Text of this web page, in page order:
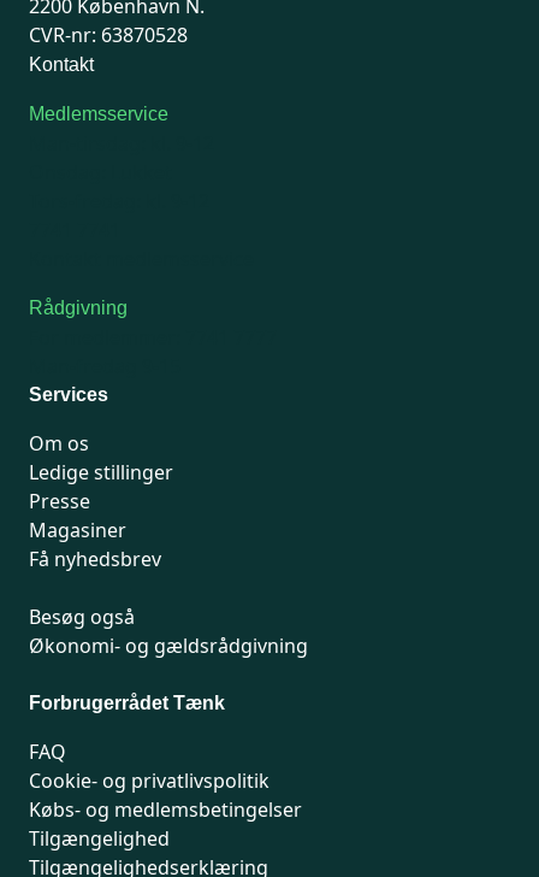
2200 København N.
CVR-nr: 63870528
Kontakt
Medlemsservice
Rådgivning
Services
Om os
Ledige stillinger
Presse
Magasiner
Få nyhedsbrev
Besøg også
Økonomi- og gældsrådgivning
Forbrugerrådet Tænk
FAQ
Cookie- og privatlivspolitik
Købs- og medlemsbetingelser
Tilgængelighed
Tilgængelighedserklæring